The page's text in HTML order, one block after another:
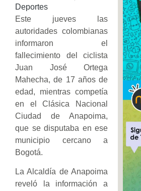
Deportes
Este jueves las
autoridades colombianas
informaron el
fallecimiento del ciclista
Juan José Ortega
Mahecha, de 17 años de
edad, mientras competía
en el Clásica Nacional
Ciudad de Anapoima,
que se disputaba en ese
municipio cercano a
Bogotá.
La Alcaldía de Anapoima
reveló la información a